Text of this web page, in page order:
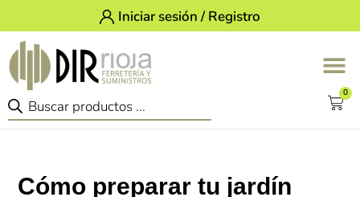
Iniciar sesión / Registro
0
Cómo preparar tu jardín